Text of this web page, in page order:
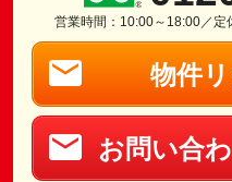
営業時間：10:00～18:00／定
物件
お問い合